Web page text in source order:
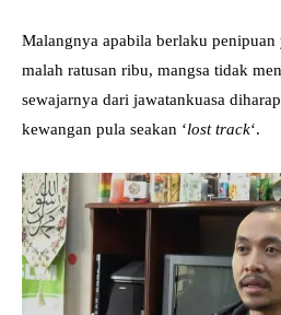
Malangnya apabila berlaku
malah ratusan ribu, mangsa tidak
sewajarnya dari jawatankuasa
kewangan pula seakan ‘lost track‘.